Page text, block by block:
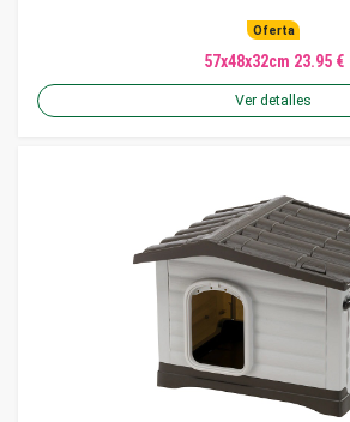
Oferta
57x48x32cm 23.95 €
Ver detalles